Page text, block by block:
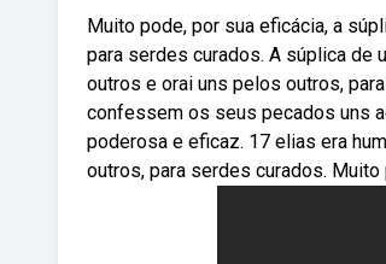
Muito pode, por sua eficácia, a
para serdes curados. A súplica de
outros e orai uns pelos outros,
confessem os seus pecados uns
poderosa e eficaz. 17 elias era
outros, para serdes curados.